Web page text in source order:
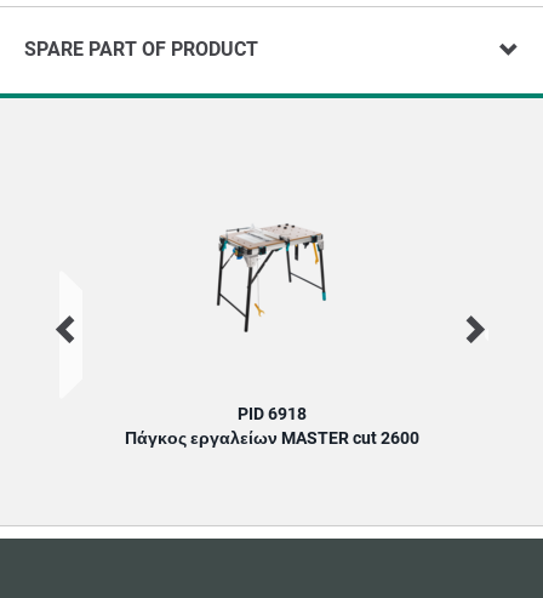
SPARE PART OF PRODUCT
PID 6918
Πάγκος εργαλείων MASTER cut 2600